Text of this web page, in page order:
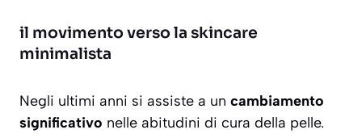
il movimento verso la skincare
minimalista
Negli ultimi anni si assiste a un cambiamento
significativo nelle abitudini di cura della pelle.